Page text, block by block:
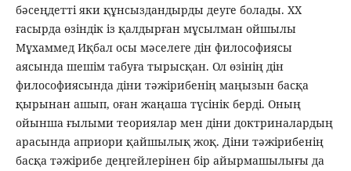
бәсеңдетті яки құнсыздандырды деуге болады. ХХ
ғасырда өзіндік із қалдырған мұсылман ойшылы
Мұхаммед Иқбал осы мәселеге дін философиясы
аясында шешім табуға тырысқан. Ол өзінің дін
философиясында діни тәжірибенің маңызын басқа
қырынан ашып, оған жаңаша түсінік берді. Оның
ойынша ғылыми теориялар мен діни доктриналардың
арасында априори қайшылық жоқ. Діни тәжірибенің
басқа тәжірибе деңгейлерінен бір айырмашылығы да